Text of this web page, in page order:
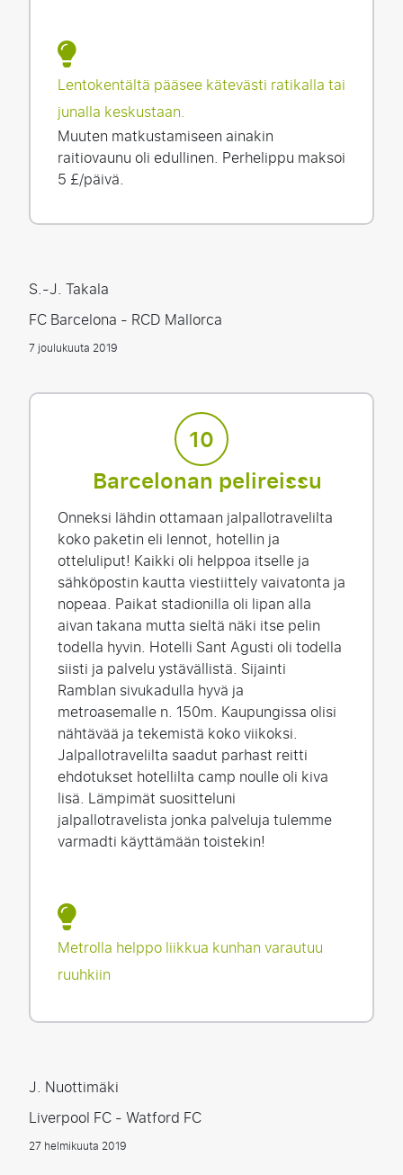
Lentokentältä pääsee kätevästi ratikalla tai
junalla keskustaan.
Muuten matkustamiseen ainakin
raitiovaunu oli edullinen. Perhelippu maksoi
5 £/päivä.
S.-J. Takala
FC Barcelona - RCD Mallorca
7 joulukuuta 2019
10
Barcelonan pelireissu
Onneksi lähdin ottamaan jalpallotravelilta
koko paketin eli lennot, hotellin ja
otteluliput! Kaikki oli helppoa itselle ja
sähköpostin kautta viestiittely vaivatonta ja
nopeaa. Paikat stadionilla oli lipan alla
aivan takana mutta sieltä näki itse pelin
todella hyvin. Hotelli Sant Agusti oli todella
siisti ja palvelu ystävällistä. Sijainti
Ramblan sivukadulla hyvä ja
metroasemalle n. 150m. Kaupungissa olisi
nähtävää ja tekemistä koko viikoksi.
Jalpallotravelilta saadut parhast reitti
ehdotukset hotellilta camp noulle oli kiva
lisä. Lämpimät suositteluni
jalpallotravelista jonka palveluja tulemme
varmadti käyttämään toistekin!
Metrolla helppo liikkua kunhan varautuu
ruuhkiin
J. Nuottimäki
Liverpool FC - Watford FC
27 helmikuuta 2019